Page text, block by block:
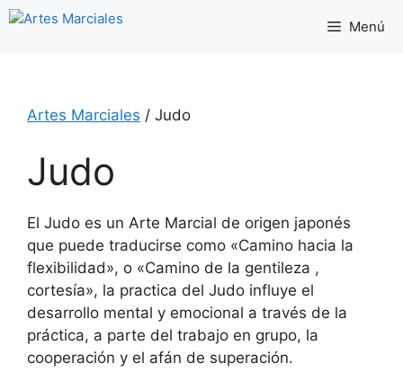
Saltar
Menú
Artes Marciales / Judo
Judo
El Judo es un Arte Marcial de origen japonés
que puede traducirse como «Camino hacia la
flexibilidad», o «Camino de la gentileza ,
cortesía», la practica del Judo influye el
desarrollo mental y emocional a través de la
práctica, a parte del trabajo en grupo, la
cooperación y el afán de superación.